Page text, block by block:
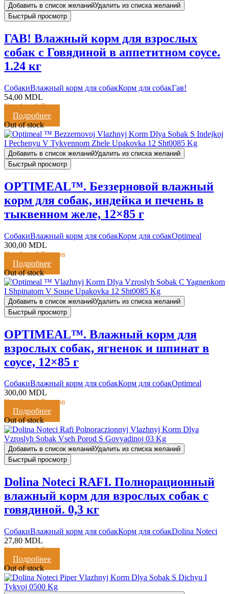
Добавить в список желанийУдалить из списка желаний
Быстрый просмотр
ГАВ! Влажный корм для взрослых
собак с Говядиной в аппетитном соусе.
1.24 кг
CобакиВлажный корм для собакКорм для собакГав!
54,00 MDL
Кешбэк:1 Балл
Подробнее
Out of stock
Добавить в список желанийУдалить из списка желаний
Быстрый просмотр
OPTIMEAL™. Беззерновой влажный
корм для собак, индейка и печень в
тыквенном желе, 12×85 г
CобакиВлажный корм для собакКорм для собакOptimeal
300,00 MDL
Кешбэк:6 Баллов
Подробнее
Out of stock
Добавить в список желанийУдалить из списка желаний
Быстрый просмотр
OPTIMEAL™. Влажный корм для
взрослых собак, ягненок и шпинат в
соусе, 12×85 г
CобакиВлажный корм для собакКорм для собакOptimeal
300,00 MDL
Кешбэк:6 Баллов
Подробнее
Out of stock
Добавить в список желанийУдалить из списка желаний
Быстрый просмотр
Dolina Noteci RAFI. Полнорационный
влажный корм для взрослых собак с
говядиной. 0,3 кг
CобакиВлажный корм для собакКорм для собакDolina Noteci
27,80 MDL
Кешбэк:1 Балл
Подробнее
Out of stock